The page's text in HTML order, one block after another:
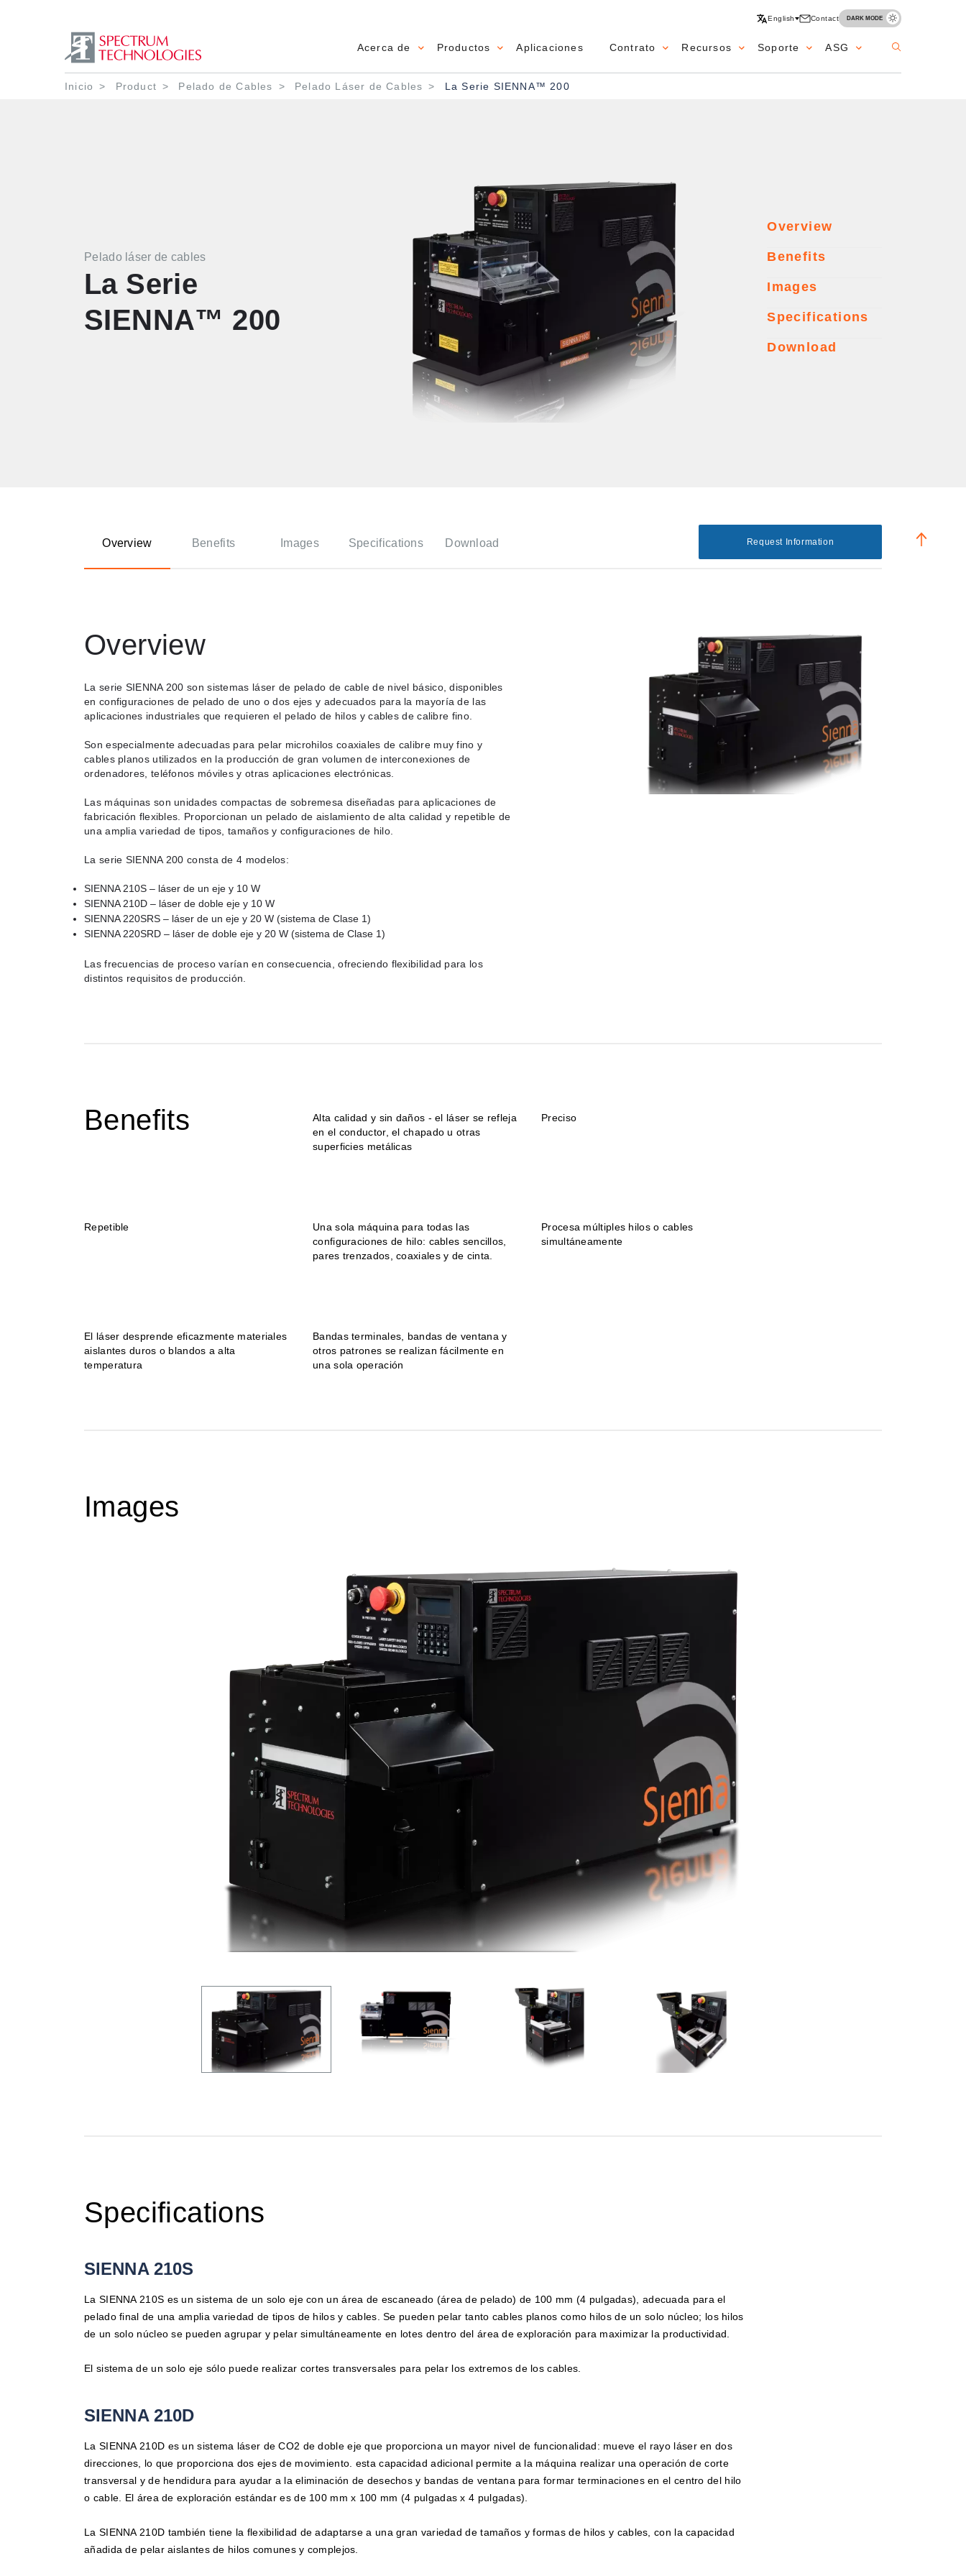
English Contact DARK MODE
Main navigation
Acerca de Productos Aplicaciones Contrato Recursos Soporte ASG
Ruta de navegación
Inicio Product Pelado de Cables Pelado Láser de Cables La Serie SIENNA™ 200
Pelado láser de cables
La Serie
SIENNA™ 200
Overview
Benefits
Images
Specifications
Download
Overview Benefits Images Specifications Download Request Information
Overview
La serie SIENNA 200 son sistemas láser de pelado de cable de nivel básico, disponibles
en configuraciones de pelado de uno o dos ejes y adecuados para la mayoría de las
aplicaciones industriales que requieren el pelado de hilos y cables de calibre fino.
Son especialmente adecuadas para pelar microhilos coaxiales de calibre muy fino y
cables planos utilizados en la producción de gran volumen de interconexiones de
ordenadores, teléfonos móviles y otras aplicaciones electrónicas.
Las máquinas son unidades compactas de sobremesa diseñadas para aplicaciones de
fabricación flexibles. Proporcionan un pelado de aislamiento de alta calidad y repetible de
una amplia variedad de tipos, tamaños y configuraciones de hilo.
La serie SIENNA 200 consta de 4 modelos:
SIENNA 210S – láser de un eje y 10 W
SIENNA 210D – láser de doble eje y 10 W
SIENNA 220SRS – láser de un eje y 20 W (sistema de Clase 1)
SIENNA 220SRD – láser de doble eje y 20 W (sistema de Clase 1)
Las frecuencias de proceso varían en consecuencia, ofreciendo flexibilidad para los
distintos requisitos de producción.
Benefits
Alta calidad y sin daños - el láser se refleja
en el conductor, el chapado u otras
superficies metálicas
Preciso
Repetible
Una sola máquina para todas las
configuraciones de hilo: cables sencillos,
pares trenzados, coaxiales y de cinta.
Procesa múltiples hilos o cables
simultáneamente
El láser desprende eficazmente materiales
aislantes duros o blandos a alta
temperatura
Bandas terminales, bandas de ventana y
otros patrones se realizan fácilmente en
una sola operación
Images
Specifications
SIENNA 210S
La SIENNA 210S es un sistema de un solo eje con un área de escaneado (área de pelado) de 100 mm (4 pulgadas), adecuada para el
pelado final de una amplia variedad de tipos de hilos y cables. Se pueden pelar tanto cables planos como hilos de un solo núcleo; los hilos
de un solo núcleo se pueden agrupar y pelar simultáneamente en lotes dentro del área de exploración para maximizar la productividad.
El sistema de un solo eje sólo puede realizar cortes transversales para pelar los extremos de los cables.
SIENNA 210D
La SIENNA 210D es un sistema láser de CO2 de doble eje que proporciona un mayor nivel de funcionalidad: mueve el rayo láser en dos
direcciones, lo que proporciona dos ejes de movimiento. esta capacidad adicional permite a la máquina realizar una operación de corte
transversal y de hendidura para ayudar a la eliminación de desechos y bandas de ventana para formar terminaciones en el centro del hilo
o cable. El área de exploración estándar es de 100 mm x 100 mm (4 pulgadas x 4 pulgadas).
La SIENNA 210D también tiene la flexibilidad de adaptarse a una gran variedad de tamaños y formas de hilos y cables, con la capacidad
añadida de pelar aislantes de hilos comunes y complejos.